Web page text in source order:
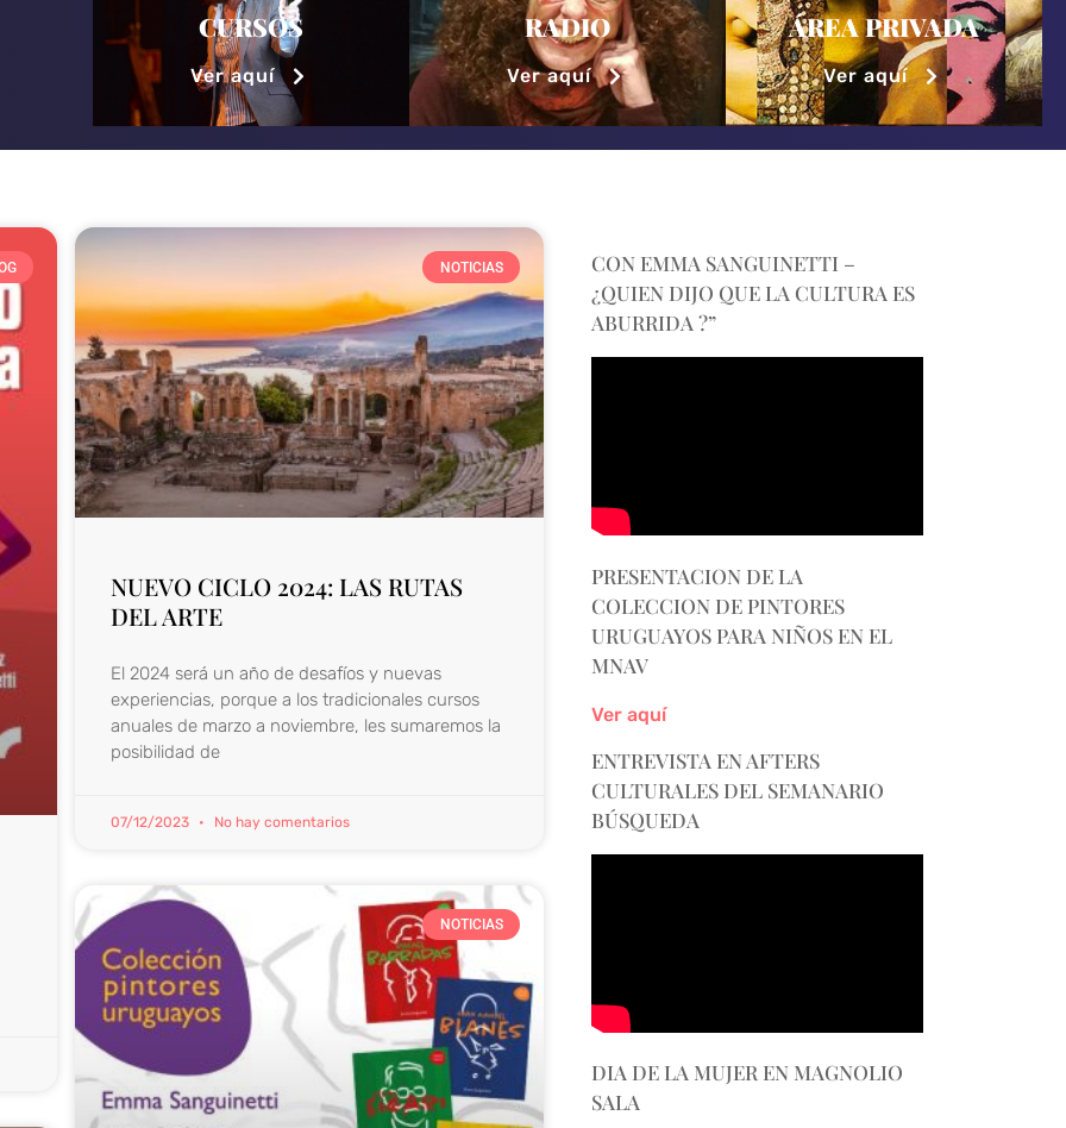
CURSOS
Ver aquí
RADIO
Ver aquí
ÁREA PRIVADA
Ver aquí
NOTICIAS
NUEVO CICLO 2024: LAS RUTAS
DEL ARTE
El 2024 será un año de desafíos y nuevas
experiencias, porque a los tradicionales cursos
anuales de marzo a noviembre, les sumaremos la
posibilidad de
07/12/2023 No hay comentarios
NOTICIAS
CON EMMA SANGUINETTI –
¿QUIEN DIJO QUE LA CULTURA ES
ABURRIDA ?”
PRESENTACION DE LA
COLECCION DE PINTORES
URUGUAYOS PARA NIÑOS EN EL
MNAV
Ver aquí
ENTREVISTA EN AFTERS
CULTURALES DEL SEMANARIO
BÚSQUEDA
DIA DE LA MUJER EN MAGNOLIO
SALA